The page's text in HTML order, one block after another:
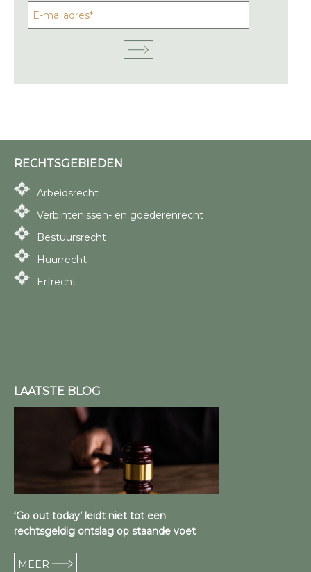
RECHTSGEBIEDEN
Arbeidsrecht
Verbintenissen- en goederenrecht
Bestuursrecht
Huurrecht
Erfrecht
LAATSTE BLOG
‘Go out today’ leidt niet tot een
rechtsgeldig ontslag op staande voet
MEER